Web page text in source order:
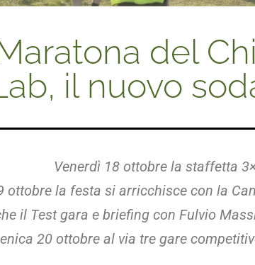
del
il nuovo
Venerdì 18 ottobre la staffetta
ottobre la festa si arricchisce con la
il Test gara e briefing con Fulvio
20 ottobre al via tre gare